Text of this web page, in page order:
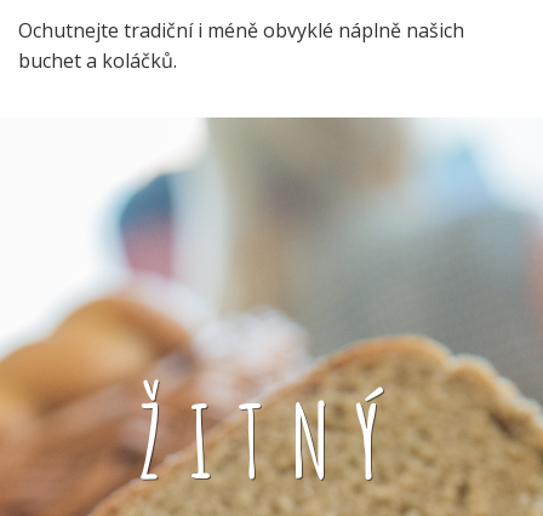
Ochutnejte tradiční i méně obvyklé náplně našich
buchet a koláčků.
ŽITNÝ